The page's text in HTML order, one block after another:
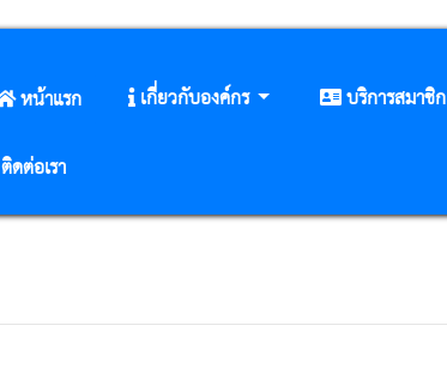
หน้าแรก เกี่ยวกับองค์กร บริการสมาชิก
ติดต่อเรา